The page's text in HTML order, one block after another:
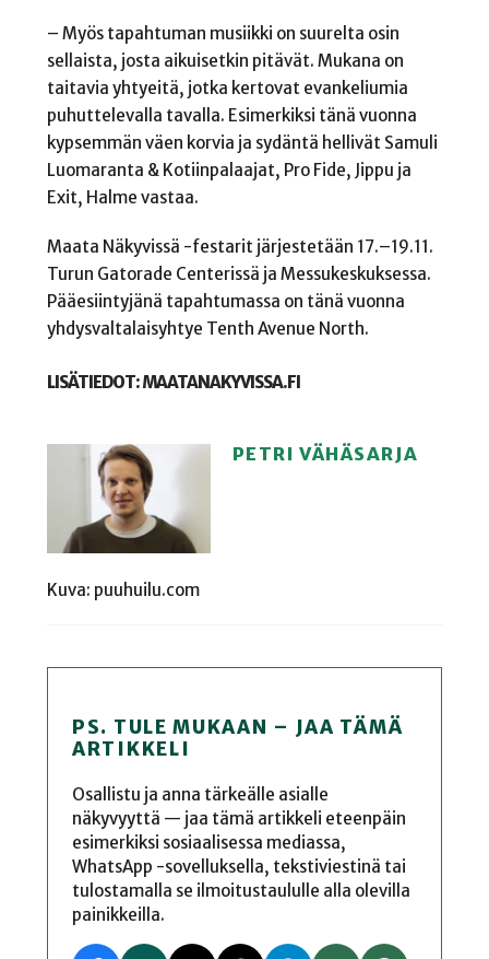
– Myös tapahtuman musiikki on suurelta osin
sellaista, josta aikuisetkin pitävät. Mukana on
taitavia yhtyeitä, jotka kertovat evankeliumia
puhuttelevalla tavalla. Esimerkiksi tänä vuonna
kypsemmän väen korvia ja sydäntä hellivät Samuli
Luomaranta & Kotiinpalaajat, Pro Fide, Jippu ja
Exit, Halme vastaa.
Maata Näkyvissä -festarit järjestetään 17.–19.11.
Turun Gatorade Centerissä ja Messukeskuksessa.
Pääesiintyjänä tapahtumassa on tänä vuonna
yhdysvaltalaisyhtye Tenth Avenue North.
LISÄTIEDOT: MAATANAKYVISSA.FI
PETRI VÄHÄSARJA
Kuva: puuhuilu.com
PS. TULE MUKAAN – JAA TÄMÄ
ARTIKKELI
Osallistu ja anna tärkeälle asialle
näkyvyyttä — jaa tämä artikkeli eteenpäin
esimerkiksi sosiaalisessa mediassa,
WhatsApp -sovelluksella, tekstiviestinä tai
tulostamalla se ilmoitustaululle alla olevilla
painikkeilla.